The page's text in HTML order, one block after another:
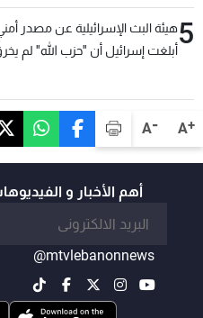
A+
A-
5هيئة البث الإسرائيلية عن مصدر
أبلغت إسرائيل أن "حزب الله" لم
أهم الأخبار و
@mtvlebanonnews